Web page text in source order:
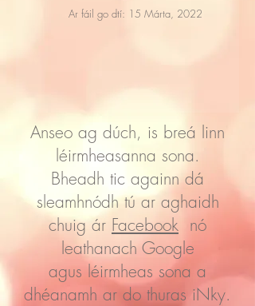
Ar fáil go dtí: 15 Márta, 2022
Anseo ag dúch, is breá linn
léirmheasanna sona.
Bheadh tic againn dá
sleamhnódh tú ar aghaidh
chuig ár Facebook nó
leathanach Google
agus léirmheas sona a
dhéanamh ar do thuras iNky.